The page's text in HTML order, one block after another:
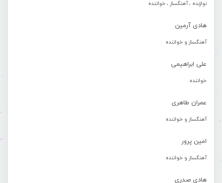
نوازنده ، آهنگساز ، خواننده
هادی آرمین
آهنگساز و خواننده
علی ابراهیمی
خواننده
عمران طاهری
آهنگساز و خواننده
امین پرور
آهنگساز و خواننده
هادی صدری